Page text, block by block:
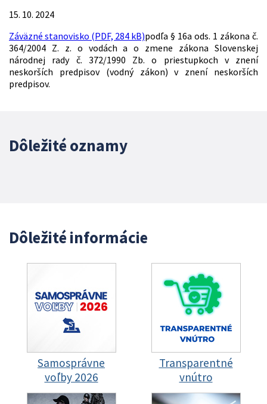
15. 10. 2024
Záväzné stanovisko (PDF, 284 kB)podľa § 16a ods. 1 zákona č.
364/2004 Z. z. o vodách a o zmene zákona Slovenskej
národnej rady č. 372/1990 Zb. o priestupkoch v znení
neskorších predpisov (vodný zákon) v znení neskorších
predpisov.
Dôležité oznamy
Dôležité informácie
Samosprávne
voľby 2026
Transparentné
vnútro